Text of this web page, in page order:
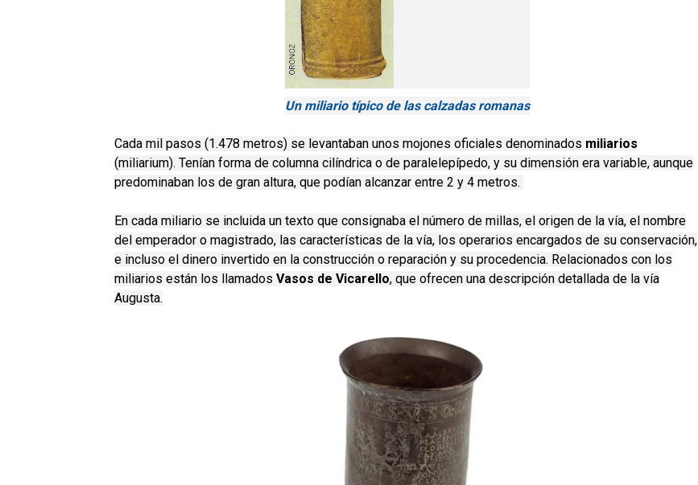
Un miliario típico de las calzadas romanas
Cada mil pasos (1.478 metros) se levantaban unos mojones oficiales denominados miliarios
(miliarium). Tenían forma de columna cilíndrica o de paralelepípedo, y su dimensión era variable, aunque
predominaban los de gran altura, que podían alcanzar entre 2 y 4 metros.
En cada miliario se incluida un texto que consignaba el número de millas, el origen de la vía, el nombre
del emperador o magistrado, las características de la vía, los operarios encargados de su conservación,
e incluso el dinero invertido en la construcción o reparación y su procedencia. Relacionados con los
miliarios están los llamados Vasos de Vicarello, que ofrecen una descripción detallada de la vía
Augusta.